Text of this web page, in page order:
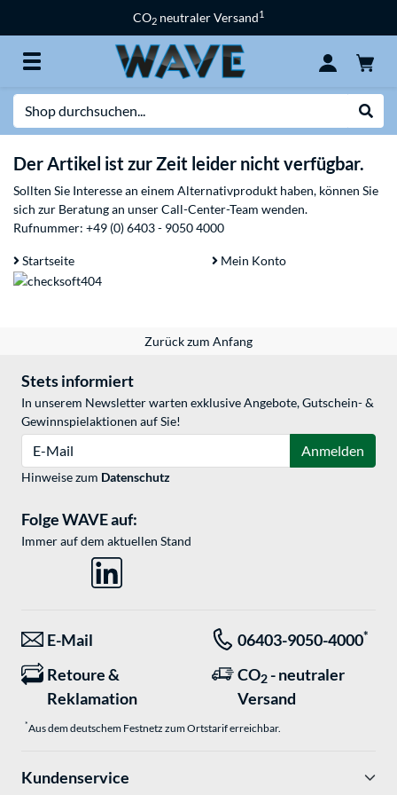
CO2 neutraler Versand1
Der Artikel ist zur Zeit leider nicht verfügbar.
Sollten Sie Interesse an einem Alternativprodukt haben, können Sie
sich zur Beratung an unser Call-Center-Team wenden.
Rufnummer: +49 (0) 6403 - 9050 4000
Startseite Mein Konto
Zurück zum Anfang
Stets informiert
In unserem Newsletter warten exklusive Angebote, Gutschein- &
Gewinnspielaktionen auf Sie!
Anmelden
Hinweise zum Datenschutz
Folge WAVE auf:
Immer auf dem aktuellen Stand
E-Mail 06403-9050-4000*
Retoure &
Reklamation
CO2 - neutraler
Versand
*Aus dem deutschem Festnetz zum Ortstarif erreichbar.
Kundenservice